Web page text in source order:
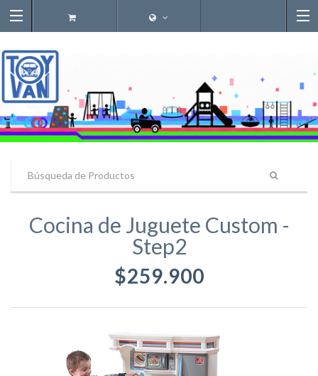
Cocina de Juguete Custom -
Step2
$259.900